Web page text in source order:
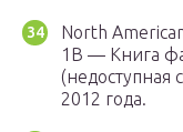
North
1B — Книга
(недоступная
2012 года.